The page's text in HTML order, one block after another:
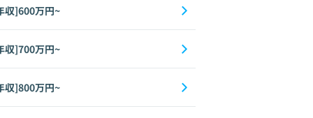
収]600万円~
収]700万円~
収]800万円~